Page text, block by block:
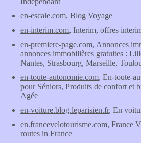
en-escale.com, Blog Voyage
en-interim.com, Interim, offres
en-premiere-page.com, Annonces
annonces immobilières gratuites :
Nantes, Strasbourg, Marseille,
en-toute-autonomie.com, En-toute-
pour Séniors, Produits de confort et
Agée
en-voiture.blog.leparisien.fr, En
en.francevelotourisme.com, France
routes in France